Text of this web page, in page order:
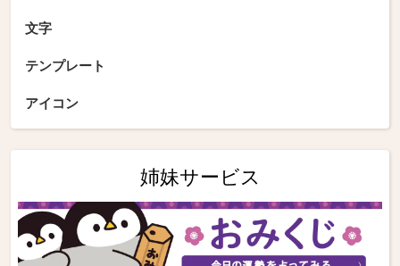
文字
テンプレート
アイコン
姉妹サービス